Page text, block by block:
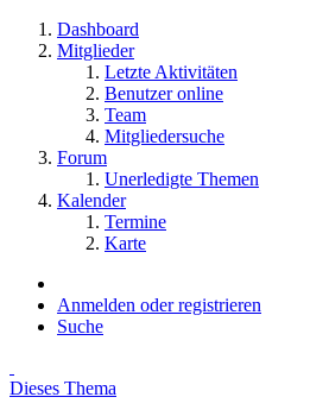
Dashboard
Mitglieder
Letzte Aktivitäten
Benutzer online
Team
Mitgliedersuche
Forum
Unerledigte Themen
Kalender
Termine
Karte
Anmelden oder registrieren
Suche
Dieses Thema